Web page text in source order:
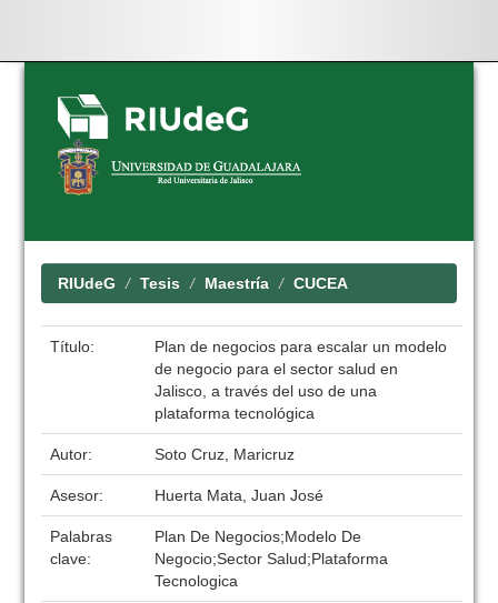
Skip
navigation
RIUdeG Tesis Maestría CUCEA
Título:
Plan de negocios para escalar un modelo
de negocio para el sector salud en
Jalisco, a través del uso de una
plataforma tecnológica
Autor: Soto Cruz, Maricruz
Asesor: Huerta Mata, Juan José
Palabras
clave:
Plan De Negocios;Modelo De
Negocio;Sector Salud;Plataforma
Tecnologica